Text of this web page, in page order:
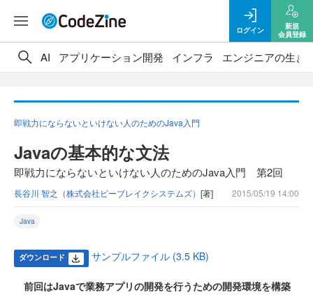
ログイン
新規
会員登録
AI アプリケーション開発 インフラ エンジニアの生き
即戦力にならないといけない人のためのJava入門
Javaの基本的な文法
即戦力にならないといけない人のためのJava入門 第2回
長谷川 智之（株式会社ビーブレイクシステムズ） [著] 2015/05/19 14:00
Java
ダウンロード サンプルファイル (3.5 KB)
前回はJavaで業務アプリの開発を行うための開発環境を構築